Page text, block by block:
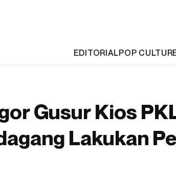
EDITORIALPOP
Gusur Kios
Lakukan